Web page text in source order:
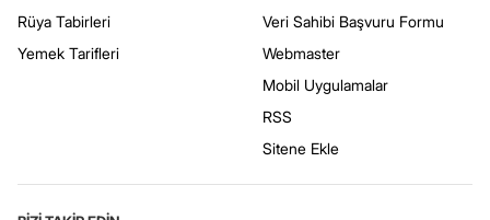
Rüya Tabirleri
Yemek Tarifleri
Veri Sahibi Başvuru Formu
Webmaster
Mobil Uygulamalar
RSS
Sitene Ekle